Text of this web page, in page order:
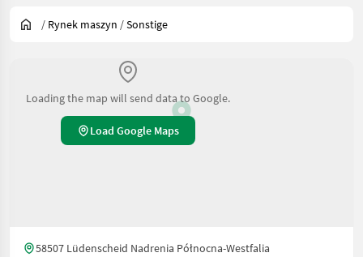
/ Rynek maszyn /Sonstige
Loading the map will send data to Google.
Load Google Maps
58507 Lüdenscheid Nadrenia Północna-Westfalia